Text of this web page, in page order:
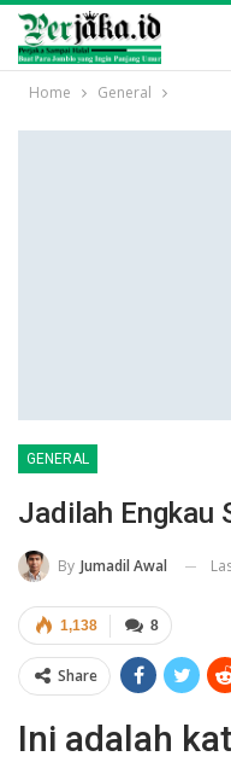
Home General
GENERAL
Jadilah Engkau
By Jumadil Awal
8
1,138
Share
Ini adalah